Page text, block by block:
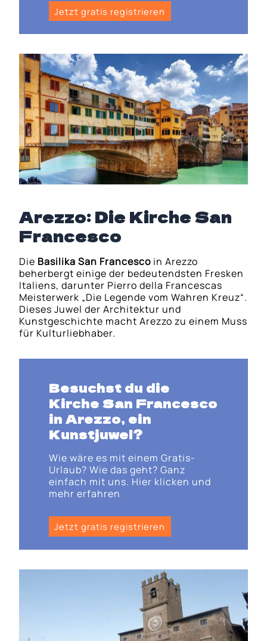
Jetzt gratis registrieren
Arezzo: Die Kirche San
Francesco
Die Basilika San Francesco in Arezzo
beherbergt einige der bedeutendsten Fresken
Italiens, darunter Pierro della Francescas
Meisterwerk „Die Legende vom Wahren Kreuz“.
Dieses Juwel der Architektur und
Kunstgeschichte macht Arezzo zu einem Muss
für Kulturliebhaber.
Besuchst du die
Kirche San Francesco
in Arezzo, ein
Kunstjuwel?
Wie wäre es mit einem Gratis-
Urlaub? Wie das geht? Ganz
einfach mit uns. Hier klicken und
mehr erfahren
Jetzt gratis registrieren